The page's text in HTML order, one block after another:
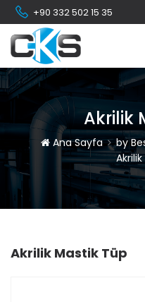
+90 332 502 15 35
Akrilik
Ana Sayfa by
Akrilik Mastik Tüp